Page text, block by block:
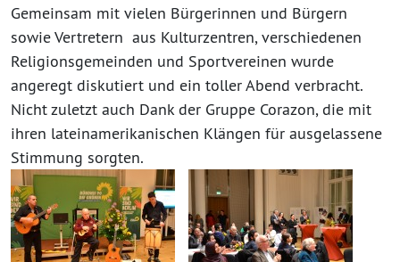
Gemeinsam mit vielen Bürgerinnen und Bürgern
sowie Vertretern aus Kulturzentren, verschiedenen
Religionsgemeinden und Sportvereinen wurde
angeregt diskutiert und ein toller Abend verbracht.
Nicht zuletzt auch Dank der Gruppe Corazon, die mit
ihren lateinamerikanischen Klängen für ausgelassene
Stimmung sorgten.